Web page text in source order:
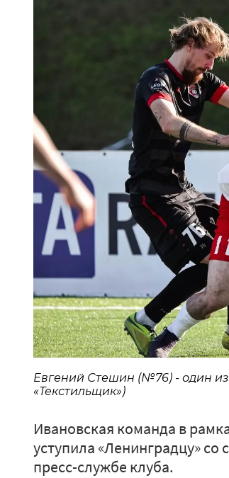
Евгений Стешин (№76) - один
«Текстильщик»)
Ивановская команда в
уступила «Ленинградцу»
пресс-службе клуба.